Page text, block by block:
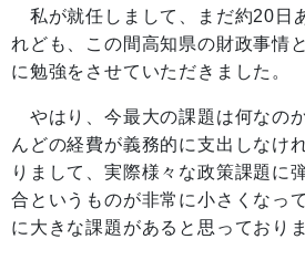
私が就任しまして、まだ約20日
れども、この間高知県の財政事情
に勉強をさせていただきました。
やはり、今最大の課題は何なの
んどの経費が義務的に支出しなけ
りまして、実際様々な政策課題に
合というものが非常に小さくなっ
に大きな課題があると思っておりま